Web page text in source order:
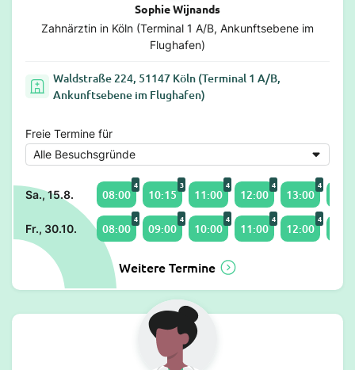
Sophie Wijnands
Zahnärztin in Köln (Terminal 1 A/B, Ankunftsebene im
Flughafen)
Waldstraße 224, 51147 Köln (Terminal 1 A/B,
Ankunftsebene im Flughafen)
Freie Termine für
Sa., 15.8. 08:00
4
10:15
3
11:00
4
12:00
4
13:00
4
Fr., 30.10. 08:00
4
09:00
4
10:00
4
11:00
4
12:00
4
Weitere Termine